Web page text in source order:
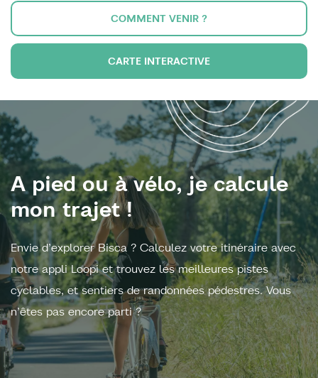
COMMENT VENIR ?
CARTE INTERACTIVE
A pied ou à vélo, je calcule
mon trajet !
Envie d’explorer Bisca ? Calculez votre itinéraire avec
notre appli Loopi et trouvez les meilleures pistes
cyclables, et sentiers de randonnées pédestres. Vous
n’êtes pas encore parti ?